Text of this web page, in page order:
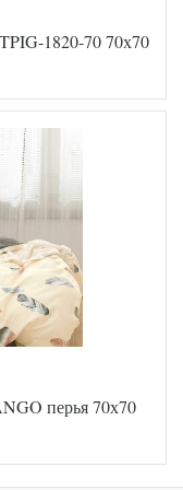
1820-70 70х70
перья 70х70